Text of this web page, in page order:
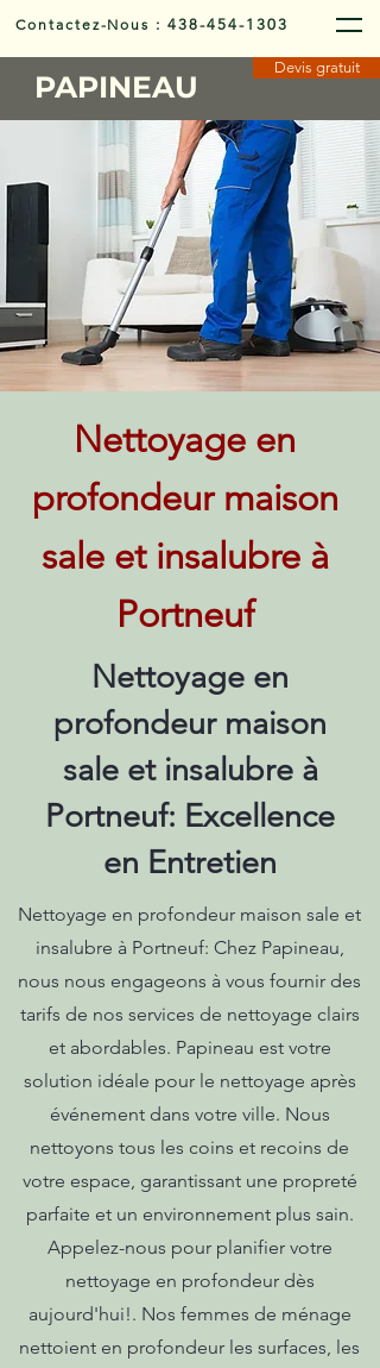
Contactez-Nous :438-454-1303
PAPINEAU
Devis gratuit
Nettoyage en
profondeur maison
sale et insalubre à
Portneuf
Nettoyage en
profondeur maison
sale et insalubre à
Portneuf: Excellence
en Entretien
Nettoyage en profondeur maison sale et
insalubre à Portneuf: Chez Papineau,
nous nous engageons à vous fournir des
tarifs de nos services de nettoyage clairs
et abordables. Papineau est votre
solution idéale pour le nettoyage après
événement dans votre ville. Nous
nettoyons tous les coins et recoins de
votre espace, garantissant une propreté
parfaite et un environnement plus sain.
Appelez-nous pour planifier votre
nettoyage en profondeur dès
aujourd'hui!. Nos femmes de ménage
nettoient en profondeur les surfaces, les